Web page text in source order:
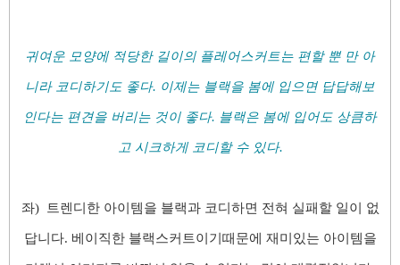
귀여운 모양에 적당한 길이의 플레어스커트는 편할 뿐 만 아
니라 코디하기도 좋다. 이제는 블랙을 봄에 입으면 답답해보
인다는 편견을 버리는 것이 좋다. 블랙은 봄에 입어도 상큼하
고 시크하게 코디할 수 있다.
좌) 트렌디한 아이템을 블랙과 코디하면 전혀 실패할 일이 없
답니다. 베이직한 블랙스커트이기때문에 재미있는 아이템을